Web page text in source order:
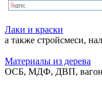
Лаки и краски
а также стройсмеси,
Материалы из дерева
ОСБ, МДФ, ДВП,